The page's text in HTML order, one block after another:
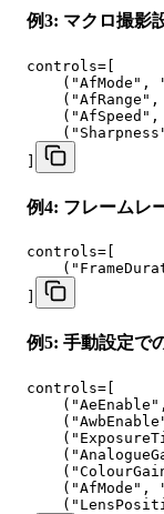
例3: マクロ撮影
controls=[
("AfMode",
("AfRange",
("AfSpeed",
]
例4: フレームレ
controls=[
例5: 手動設定で
controls=[
("AfMode",